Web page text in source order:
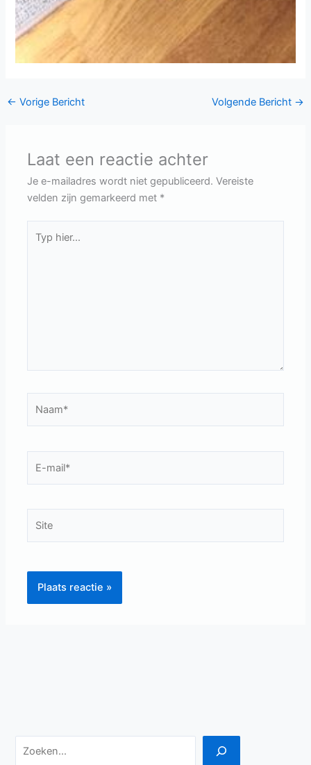
← Vorige Bericht Volgende Bericht →
Laat een reactie achter
Je e-mailadres wordt niet gepubliceerd. Vereiste
velden zijn gemarkeerd met *
hier...
mail*
Zoeken